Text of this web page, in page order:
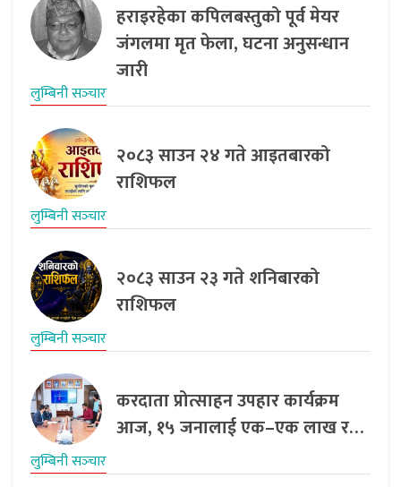
हराइरहेका कपिलबस्तुको पूर्व मेयर
जंगलमा मृत फेला, घटना अनुसन्धान
जारी
लुम्बिनी सञ्‍चार
२०८३ साउन २४ गते आइतबारको
राशिफल
लुम्बिनी सञ्‍चार
२०८३ साउन २३ गते शनिबारको
राशिफल
लुम्बिनी सञ्‍चार
करदाता प्रोत्साहन उपहार कार्यक्रम
आज, १५ जनालाई एक–एक लाख र…
लुम्बिनी सञ्‍चार